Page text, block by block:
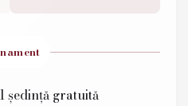
ședință gratuită